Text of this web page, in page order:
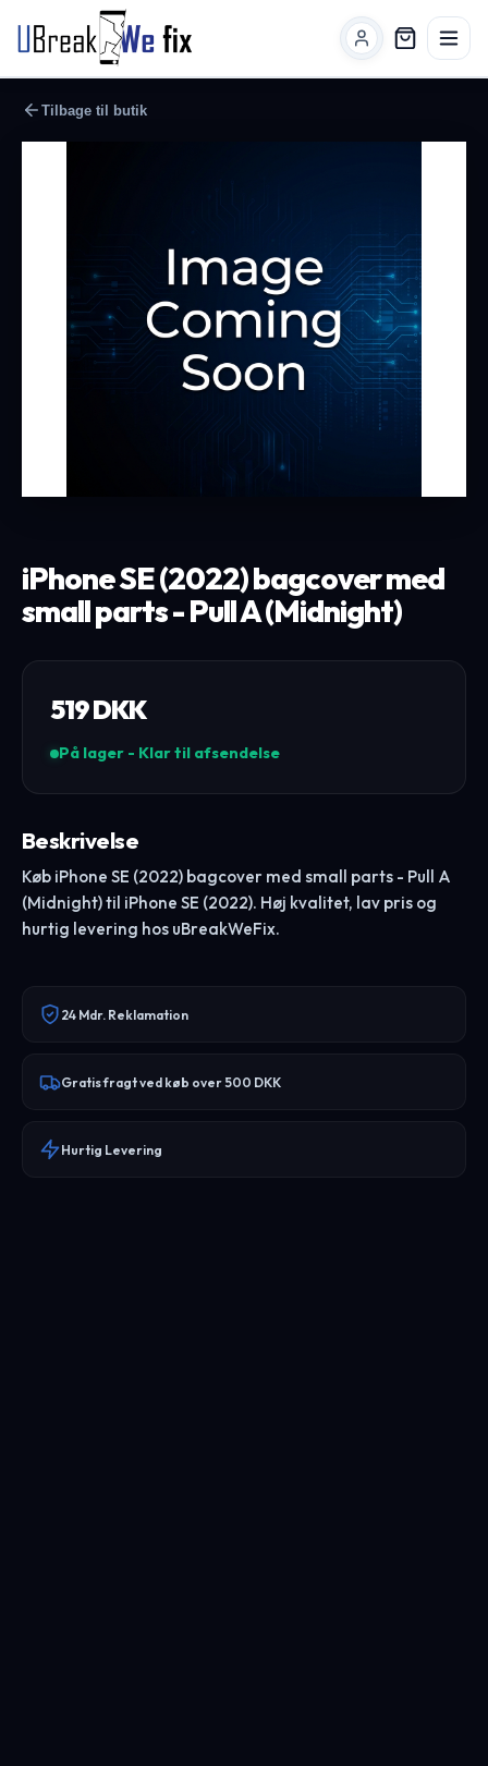
Tilbage til butik
iPhone SE (2022) bagcover med
small parts - Pull A (Midnight)
519DKK
På lager - Klar til afsendelse
Beskrivelse
Køb iPhone SE (2022) bagcover med small parts - Pull A
(Midnight) til iPhone SE (2022). Høj kvalitet, lav pris og
hurtig levering hos uBreakWeFix.
24 Mdr. Reklamation
Gratis fragt ved køb over 500 DKK
Hurtig Levering